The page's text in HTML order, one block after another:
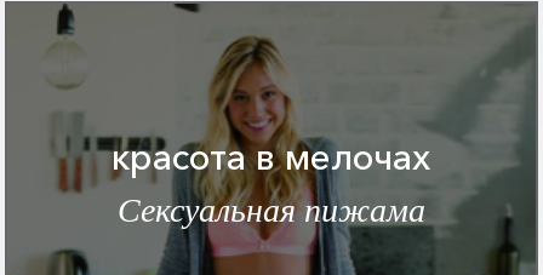
красота в мелочах
Сексуальная пижама